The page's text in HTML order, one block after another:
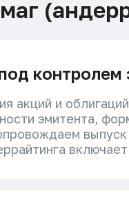
контролем
акций и
эмитента,